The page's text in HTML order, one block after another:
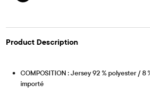
Product Description
COMPOSITION : Jersey 92 % polyester / 8
importé